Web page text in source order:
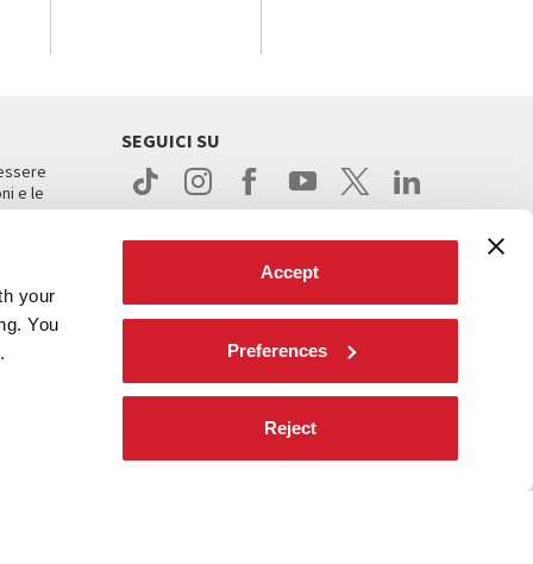
your
You
Accept
Preferences
Reject
e le
SEGUICI SU